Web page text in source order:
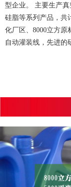
型企业。 主要生产
硅脂等系列产品，共
化厂区、8000立方原
自动灌装线，先进的